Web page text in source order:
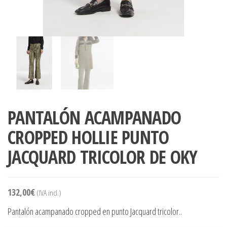
PANTALÓN ACAMPANADO
CROPPED HOLLIE PUNTO
JACQUARD TRICOLOR DE OKY
132,00€ (IVA incl.)
Pantalón acampanado cropped en punto Jacquard tricolor..